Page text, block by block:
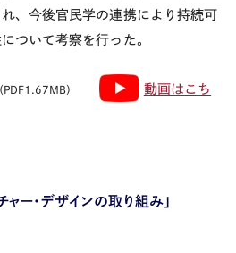
、今後官民学の連携により持続可
ついて考察を行った。
PDF1.67MB）
動画はこち
ャー・デザインの取り組み」